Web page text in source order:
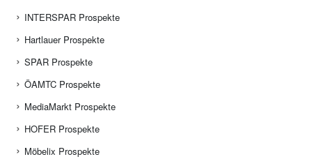
INTERSPAR Prospekte
Hartlauer Prospekte
SPAR Prospekte
ÖAMTC Prospekte
MediaMarkt Prospekte
HOFER Prospekte
Möbelix Prospekte